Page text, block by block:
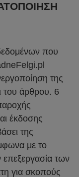
που
της
του άρθρου. 6
έκδοσης
της
με το
επεξεργασία των
για σκοπούς